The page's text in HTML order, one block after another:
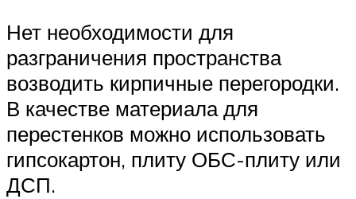
Нет необходимости для
разграничения пространства
возводить кирпичные перегородки.
В качестве материала для
перестенков можно использовать
гипсокартон, плиту ОБС-плиту или
ДСП.